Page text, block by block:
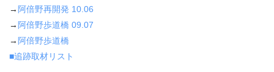
→ 阿倍野再開発 10.06
→ 阿倍野歩道橋 09.07
→ 阿倍野歩道橋
■追跡取材リスト